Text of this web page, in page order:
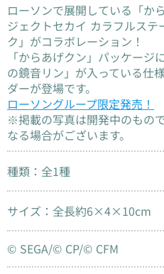
ローソンで展開している「か
ジェクトセカイ カラフルステ
ク」がコラボレーション！
「からあげクン」パッケージ
の鏡音リン」が入っている仕
ダーが登場です。
ローソングループ限定発売！
※掲載の写真は開発中のもの
なる場合がございます。
種類：全1種
サイズ：全長約6×4×10cm
© SEGA/© CP/© CFM